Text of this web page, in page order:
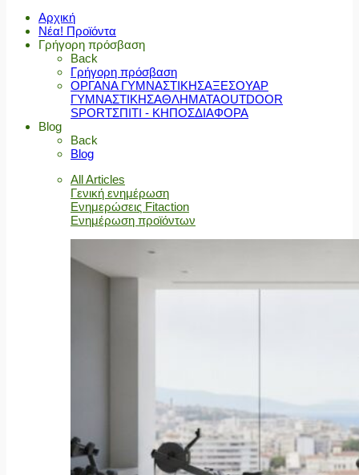
Αρχική
Νέα! Προϊόντα
Γρήγορη πρόσβαση
Back
Γρήγορη πρόσβαση
ΟΡΓΑΝΑ ΓΥΜΝΑΣΤΙΚΗΣΑΞΕΣΟΥΑΡ
ΓΥΜΝΑΣΤΙΚΗΣΑΘΛΗΜΑΤΑOUTDOOR
SPORTΣΠΙΤΙ - ΚΗΠΟΣΔΙΑΦΟΡΑ
Blog
Back
Blog
All Articles
Γενική ενημέρωση
Ενημερώσεις Fitaction
Ενημέρωση προϊόντων